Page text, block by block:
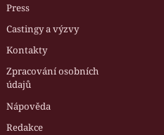
Press
Castingy a výzvy
Kontakty
Zpracování osobních
údajů
Nápověda
Redakce